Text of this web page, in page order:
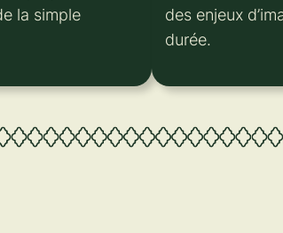
la simple
des enjeux
durée.